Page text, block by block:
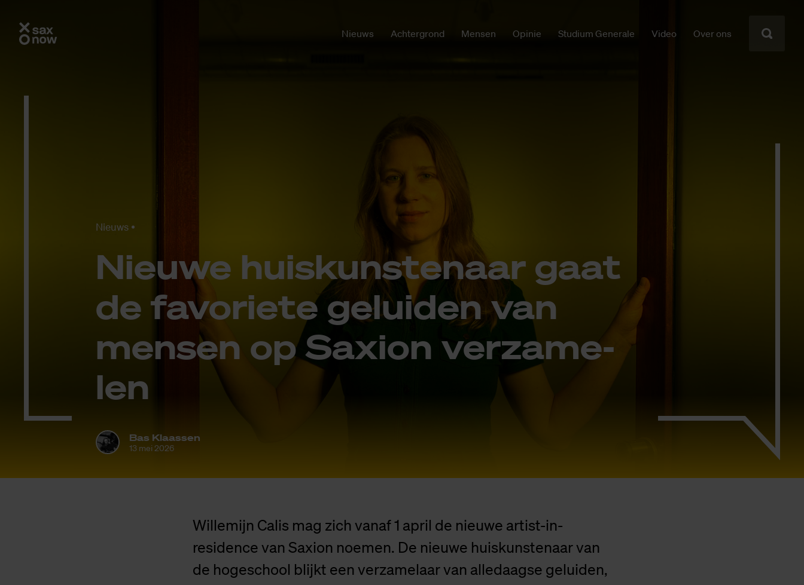
Nieuws Achtergrond Mensen Opinie Studium Generale Video Over ons
Nieuws
Nieu­we huis­kun­ste­naar gaat
de fa­vo­rie­te ge­lui­den van
men­sen op Saxi­on ver­za­me­
len
Bas Klaassen
13 mei 2026
Willemijn Calis mag zich vanaf 1 april de nieuwe artist-in-
residence van Saxion noemen. De nieuwe huiskunstenaar van
de hogeschool blijkt een verzamelaar van alledaagse geluiden,